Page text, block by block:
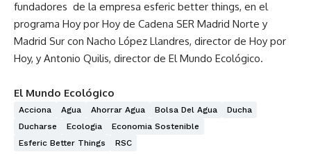
fundadores de la empresa esferic better things, en el
programa Hoy por Hoy de Cadena SER Madrid Norte y
Madrid Sur con Nacho López Llandres, director de Hoy por
Hoy, y Antonio Quilis, director de El Mundo Ecológico.
El Mundo Ecológico
Acciona Agua Ahorrar Agua Bolsa Del Agua
Ducha
Ducharse
Ecologia
Economia Sostenible
Esferic Better Things
RSC